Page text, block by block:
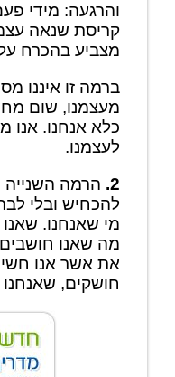
והרגעה: מידי
קריסת שנאה
מצביע בהכרח
ברמה זו איננו
מעצמנו, שום
כלא אנחנו. אנו
לעצמנו.
2. הרמה השנייה
להכחיש ובלי
מי שאנחנו.
מה שאנו
את אשר אנו
חושקים,